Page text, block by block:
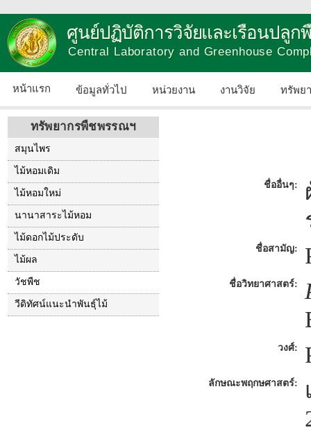
ศูนย์ปฏิบัติการวิจัยและเรือนปลูก
Central Laboratory and Greenhouse
หน้าแรก ข้อมูลทั่วไป หน่วยงาน งานวิจัย ทรัพย
ทรัพยากรพืชพรรณฯ
สมุนไพร
ไม้หอมเดิม
ไม้หอมใหม่
นานาสาระไม้หอม
ไม้ดอกไม้ประดับ
ไม้ผล
วัชพืช
วีดิทัศน์แนะนำพันธุ์ไม้
ชื่ออื่นๆ:
ชื่อสามัญ:
ชื่อวิทยาศาสตร์:
วงศ์:
ลักษณะพฤกษศาสตร์: